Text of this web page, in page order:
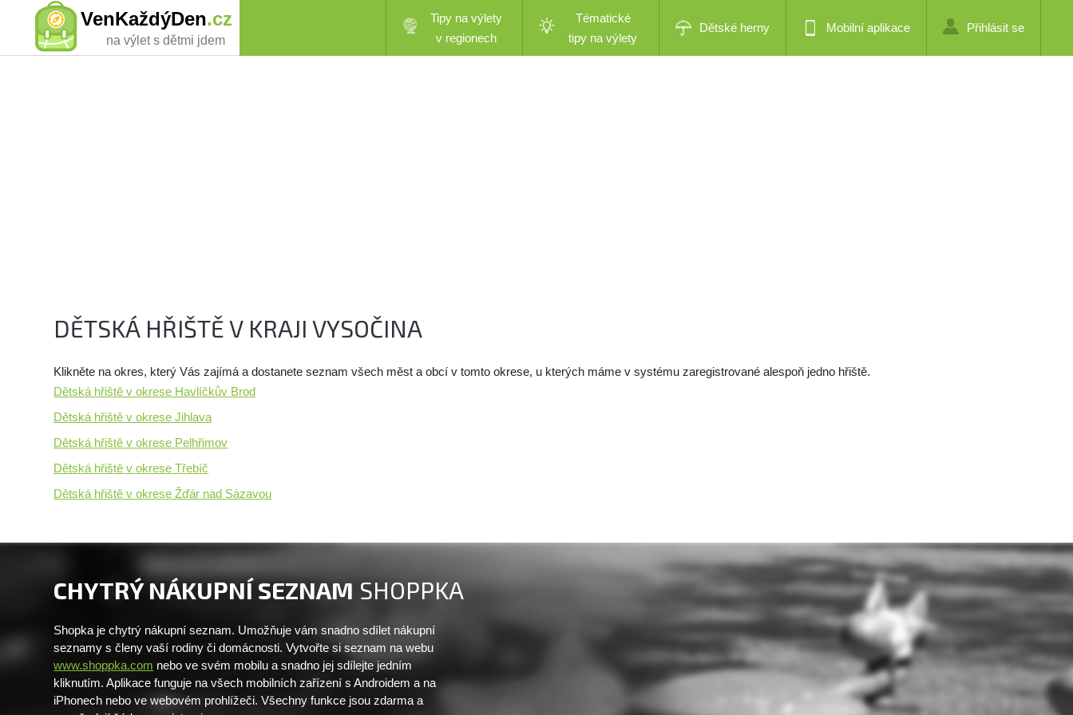
VenKaždýDen.cz
na výlet s dětmi jdem
Tipy na výlety
v regionech
Tématické
tipy na výlety
Dětské herny Mobilní aplikace Přihlásit se
DĚTSKÁ HŘIŠTĚ V KRAJI VYSOČINA
Klikněte na okres, který Vás zajímá a dostanete seznam všech měst a obcí v tomto okrese, u kterých máme v systému zaregistrované alespoň jedno hřiště.
Dětská hřiště v okrese Havlíčkův Brod
Dětská hřiště v okrese Jihlava
Dětská hřiště v okrese Pelhřimov
Dětská hřiště v okrese Třebíč
Dětská hřiště v okrese Žďár nad Sázavou
CHYTRÝ NÁKUPNÍ SEZNAM SHOPPKA
Shopka je chytrý nákupní seznam. Umožňuje vám snadno sdílet nákupní
seznamy s členy vaší rodiny či domácnosti. Vytvořte si seznam na webu
www.shoppka.com nebo ve svém mobilu a snadno jej sdílejte jedním
kliknutím. Aplikace funguje na všech mobilních zařízení s Androidem a na
iPhonech nebo ve webovém prohlížeči. Všechny funkce jsou zdarma a